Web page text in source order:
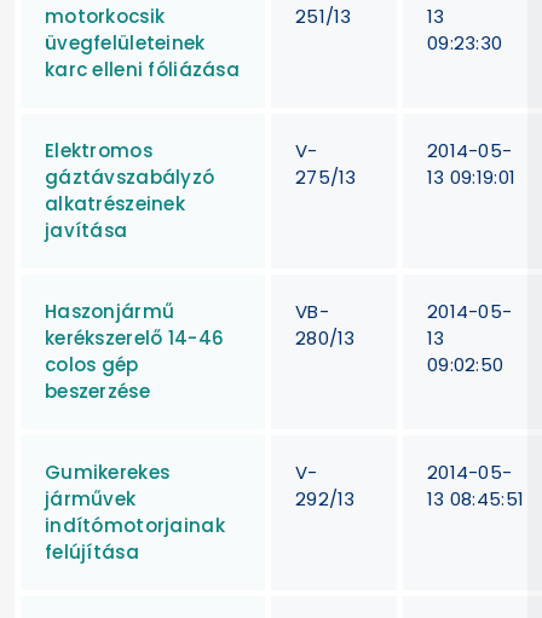
motorkocsik
üvegfelületeinek
karc elleni fóliázása
251/13
13
09:23:30
Elektromos
gáztávszabályzó
alkatrészeinek
javítása
V-
275/13
2014-05-
13 09:19:01
Haszonjármű
kerékszerelő 14-46
colos gép
beszerzése
VB-
280/13
2014-05-
13
09:02:50
Gumikerekes
járművek
indítómotorjainak
felújítása
V-
292/13
2014-05-
13 08:45:51